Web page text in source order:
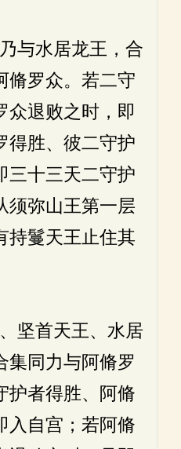
与水居龙王，合
脩罗众。若二守
众退败之时，即
得胜、彼二守护
三十三天二守护
须弥山王第一层
持鬘天王止住其
坚首天王、水居
集同力与阿脩罗
护者得胜、阿脩
入自宫；若阿脩